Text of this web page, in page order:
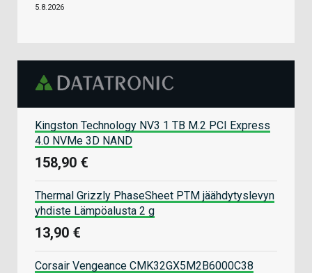
5.8.2026
Kingston Technology NV3 1 TB M.2 PCI Express
4.0 NVMe 3D NAND
158,90 €
Thermal Grizzly PhaseSheet PTM jäähdytyslevyn
yhdiste Lämpöalusta 2 g
13,90 €
Corsair Vengeance CMK32GX5M2B6000C38